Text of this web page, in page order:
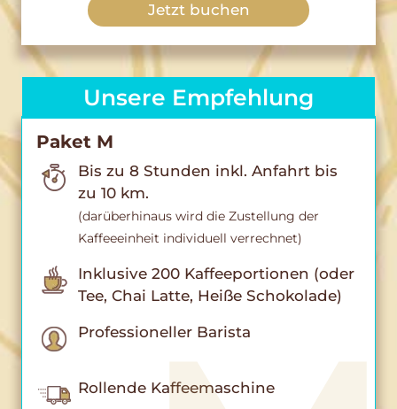
Jetzt buchen
Unsere Empfehlung
Paket M
Bis zu 8 Stunden inkl. Anfahrt bis
zu 10 km.
(darüberhinaus wird die Zustellung der
Kaffeeeinheit individuell verrechnet)
Inklusive 200 Kaffeeportionen (oder
Tee, Chai Latte, Heiße Schokolade)
Professioneller Barista
Rollende Kaffeemaschine